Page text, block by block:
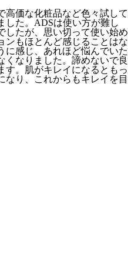
高価な化粧品など色々試して
した。ADSは使い方が難し
したが、思い切って使い始め
ンもほとんど感じることはな
に感じ、あれほど悩んでいた
くなりました。諦めないで良
す。肌がキレイになるともっ
なり、これからもキレイを目